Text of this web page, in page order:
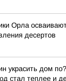
Орла осваивают
десертов
украсить дом
стал теплее и